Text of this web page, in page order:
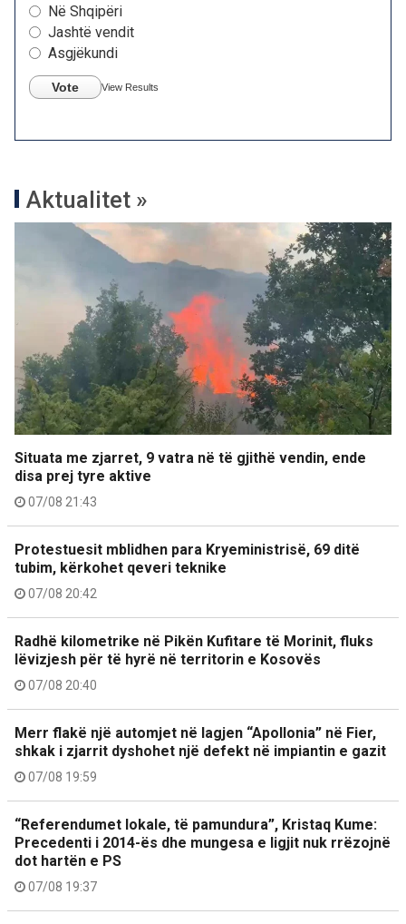
Në Shqipëri
Jashtë vendit
Asgjëkundi
Vote View Results
Aktualitet »
Situata me zjarret, 9 vatra në të gjithë vendin, ende
disa prej tyre aktive
07/08 21:43
Protestuesit mblidhen para Kryeministrisë, 69 ditë
tubim, kërkohet qeveri teknike
07/08 20:42
Radhë kilometrike në Pikën Kufitare të Morinit, fluks
lëvizjesh për të hyrë në territorin e Kosovës
07/08 20:40
Merr flakë një automjet në lagjen “Apollonia” në Fier,
shkak i zjarrit dyshohet një defekt në impiantin e gazit
07/08 19:59
“Referendumet lokale, të pamundura”, Kristaq Kume:
Precedenti i 2014-ës dhe mungesa e ligjit nuk rrëzojnë
dot hartën e PS
07/08 19:37